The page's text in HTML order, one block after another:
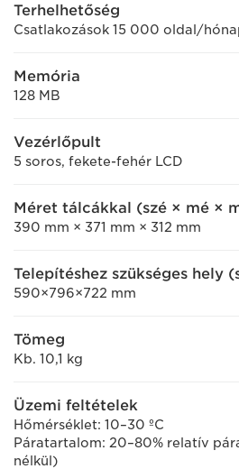
Terhelhetőség
Csatlakozások 15 000 oldal/
Memória
128 MB
Vezérlőpult
5 soros, fekete-fehér LCD
Méret tálcákkal (szé × mé ×
390 mm × 371 mm × 312 mm
Telepítéshez szükséges hely
590×796×722 mm
Tömeg
Kb. 10,1 kg
Üzemi feltételek
Hőmérséklet: 10–30 ºC
Páratartalom: 20–80% relatív
nélkül)